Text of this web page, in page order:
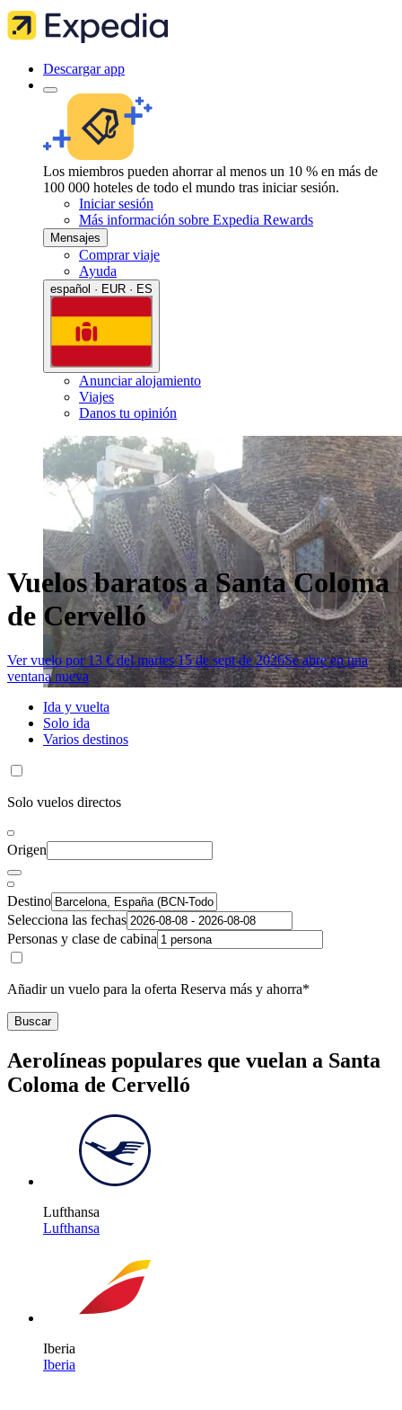
Descargar app
Los miembros pueden ahorrar al menos un 10 % en más de
100 000 hoteles de todo el mundo tras iniciar sesión.
Iniciar sesión
Más información sobre Expedia Rewards
Mensajes
Comprar viaje
Ayuda
español · EUR · ES
Anunciar alojamiento
Viajes
Danos tu opinión
Vuelos baratos a Santa Coloma
de Cervelló
Ver vuelo por 13 € del martes 15 de sept de 2026Se abre en una
ventana nueva
Ida y vuelta
Solo ida
Varios destinos
Solo vuelos directos
Origen
Destino
Selecciona las fechas
Personas y clase de cabina
Añadir un vuelo para la oferta Reserva más y ahorra*
Buscar
Aerolíneas populares que vuelan a Santa
Coloma de Cervelló
Lufthansa
Lufthansa
Iberia
Iberia